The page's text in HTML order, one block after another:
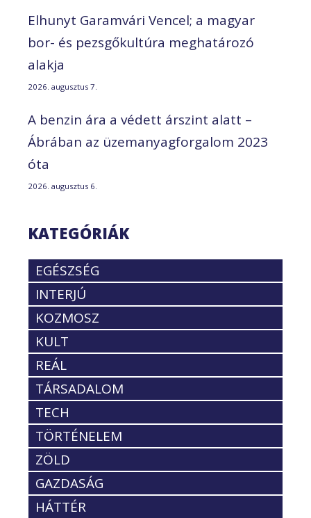
Elhunyt Garamvári Vencel; a magyar
bor- és pezsgőkultúra meghatározó
alakja
2026. augusztus 7.
A benzin ára a védett árszint alatt –
Ábrában az üzemanyagforgalom 2023
óta
2026. augusztus 6.
KATEGÓRIÁK
EGÉSZSÉG
INTERJÚ
KOZMOSZ
KULT
REÁL
TÁRSADALOM
TECH
TÖRTÉNELEM
ZÖLD
GAZDASÁG
HÁTTÉR